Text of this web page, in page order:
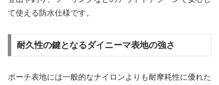
て使える防水仕様です。
耐久性の鍵となるダイニーマ表地の強さ
ポーチ表地には一般的なナイロンよりも耐摩耗性に優れた